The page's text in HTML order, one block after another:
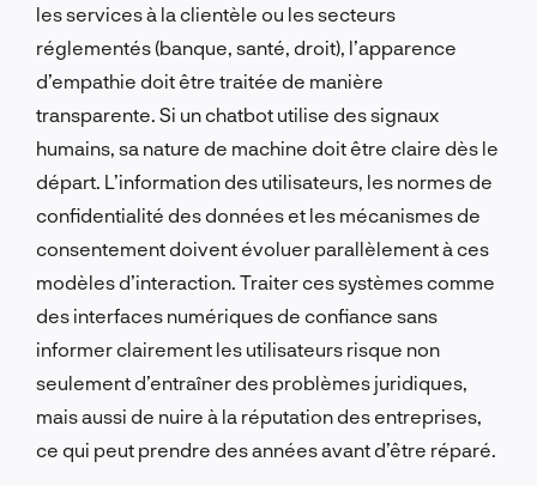
les services à la clientèle ou les secteurs
réglementés (banque, santé, droit), l’apparence
d’empathie doit être traitée de manière
transparente. Si un chatbot utilise des signaux
humains, sa nature de machine doit être claire dès le
départ. L’information des utilisateurs, les normes de
confidentialité des données et les mécanismes de
consentement doivent évoluer parallèlement à ces
modèles d’interaction. Traiter ces systèmes comme
des interfaces numériques de confiance sans
informer clairement les utilisateurs risque non
seulement d’entraîner des problèmes juridiques,
mais aussi de nuire à la réputation des entreprises,
ce qui peut prendre des années avant d’être réparé.